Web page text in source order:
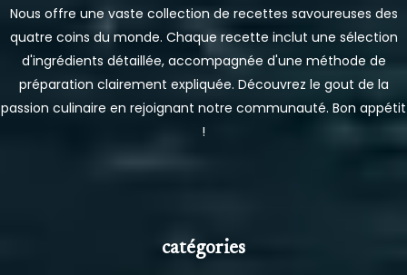
Nous offre une vaste collection de recettes savoureuses des
quatre coins du monde. Chaque recette inclut une sélection
d'ingrédients détaillée, accompagnée d'une méthode de
préparation clairement expliquée. Découvrez le gout de la
passion culinaire en rejoignant notre communauté. Bon appétit
!
catégories